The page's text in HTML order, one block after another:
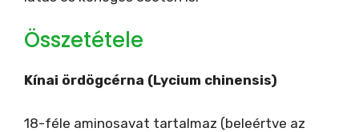
Összetétele
Kínai ördögcérna (Lycium chinensis)
18-féle aminosavat tartalmaz (beleértve az